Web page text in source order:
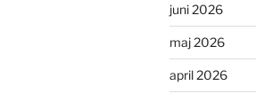
juni 2026
maj 2026
april 2026